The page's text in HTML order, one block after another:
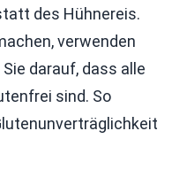
des Hühnereis.
verwenden
darauf, dass alle
sind. So